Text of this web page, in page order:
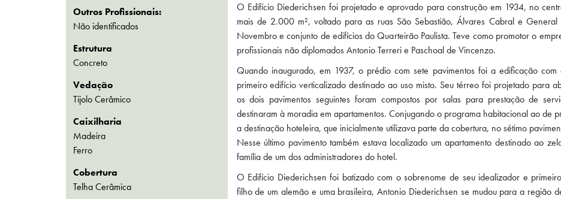
Outros Profissionais:
Não identificados
Estrutura
Concreto
Vedação
Tijolo Cerâmico
Caixilharia
Madeira
Ferro
Cobertura
Telha Cerâmica
O Edifício Diederichsen foi projetado e aprovado para construção em 1934, no
mais de 2.000 m², voltado para as ruas São Sebastião, Álvares Cabral e
Novembro e conjunto de edifícios do Quarteirão Paulista. Teve como promotor o
profissionais não diplomados Antonio Terreri e Paschoal de Vincenzo.
Quando inaugurado, em 1937, o prédio com sete pavimentos foi a edificação
primeiro edifício verticalizado destinado ao uso misto. Seu térreo foi projetado para
os dois pavimentos seguintes foram compostos por salas para prestação de
destinaram à moradia em apartamentos. Conjugando o programa habitacional ao de
a destinação hoteleira, que inicialmente utilizava parte da cobertura, no sétimo
Nesse último pavimento também estava localizado um apartamento destinado ao
família de um dos administradores do hotel.
O Edifício Diederichsen foi batizado com o sobrenome de seu idealizador e
filho de um alemão e uma brasileira, Antonio Diederichsen se mudou para a região